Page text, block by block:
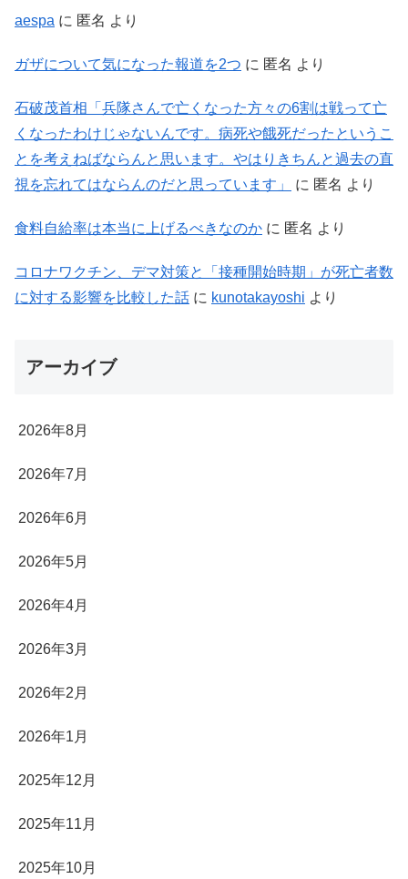
aespa に 匿名 より
ガザについて気になった報道を2つ に 匿名 より
石破茂首相「兵隊さんで亡くなった方々の6割は戦って亡
くなったわけじゃないんです。病死や餓死だったというこ
とを考えねばならんと思います。やはりきちんと過去の直
視を忘れてはならんのだと思っています」
に 匿名 より
食料自給率は本当に上げるべきなのか に 匿名 より
コロナワクチン、デマ対策と「接種開始時期」が死亡者数
に対する影響を比較した話 に kunotakayoshi より
アーカイブ
2026年8月
2026年7月
2026年6月
2026年5月
2026年4月
2026年3月
2026年2月
2026年1月
2025年12月
2025年11月
2025年10月